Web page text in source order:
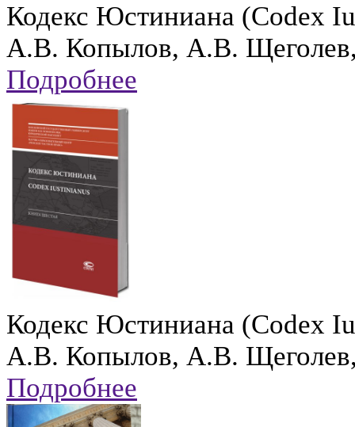
Кодекс Юстиниана (Codex
А.В. Копылов, А.В.
Подробнее
Кодекс Юстиниана (Codex
А.В. Копылов, А.В.
Подробнее